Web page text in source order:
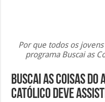
Por que todos os
programa Buscai as
Buscai as coisas
católico deve